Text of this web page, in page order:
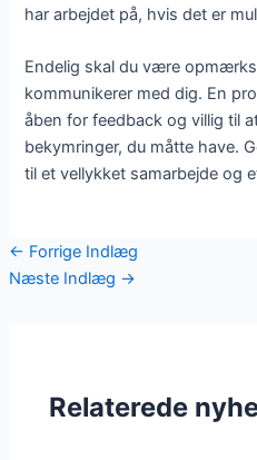
har arbejdet på, hvis det er
Endelig skal du være
kommunikerer med dig. En
åben for feedback og villig til
bekymringer, du måtte have.
til et vellykket samarbejde og
← Forrige Indlæg
Næste Indlæg →
Relaterede